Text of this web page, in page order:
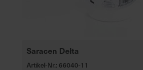
Saracen Delta
Artikel-Nr.: 66040-11